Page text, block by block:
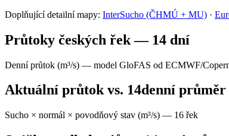
Doplňující detailní mapy: InterSucho (ČHMÚ + MU) ·
Průtoky českých řek — 14 dní
Denní průtok (m³/s) — model GloFAS od ECMWF/
Aktuální průtok vs. 14denní průměr
Sucho × normál × povodňový stav (m³/s) — 16 řek